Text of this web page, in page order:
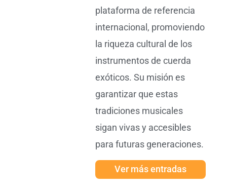
plataforma de referencia
internacional, promoviendo
la riqueza cultural de los
instrumentos de cuerda
exóticos. Su misión es
garantizar que estas
tradiciones musicales
sigan vivas y accesibles
para futuras generaciones.
Ver más entradas